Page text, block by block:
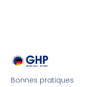
Bonnes pratiques